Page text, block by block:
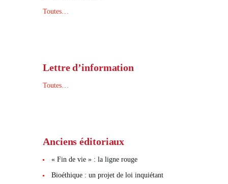
Toutes…
Lettre d’information
Toutes…
Anciens éditoriaux
« Fin de vie » : la ligne rouge
Bioéthique : un projet de loi inquiétant